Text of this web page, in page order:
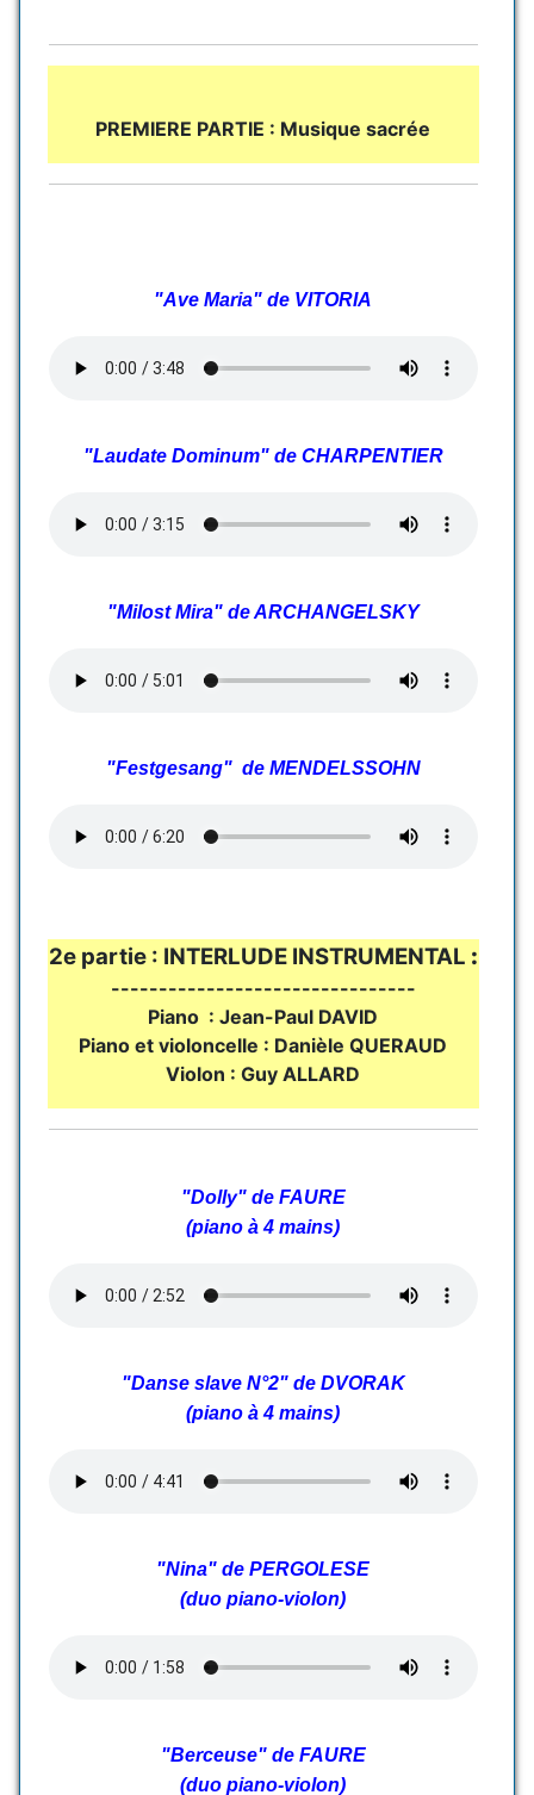
PREMIERE PARTIE : Musique sacrée
"Ave Maria" de VITORIA
"Laudate Dominum" de CHARPENTIER
"Milost Mira" de ARCHANGELSKY
"Festgesang" de MENDELSSOHN
2e partie : INTERLUDE INSTRUMENTAL :
--------------------------------
Piano : Jean-Paul DAVID
Piano et violoncelle : Danièle QUERAUD
Violon : Guy ALLARD
"Dolly" de FAURE
(piano à 4 mains)
"Danse slave N°2" de DVORAK
(piano à 4 mains)
"Nina" de PERGOLESE
(duo piano-violon)
"Berceuse" de FAURE
(duo piano-violon)